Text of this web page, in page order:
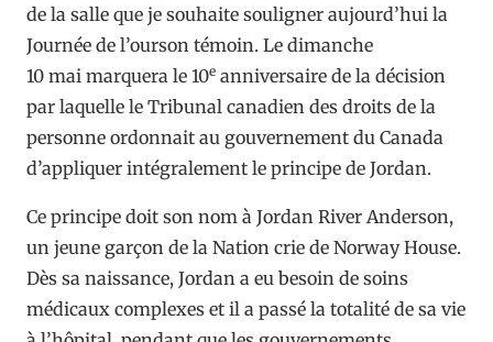
de la salle que je souhaite souligner aujourd’hui la
Journée de l’ourson témoin. Le dimanche
10 mai marquera le 10e anniversaire de la décision
par laquelle le Tribunal canadien des droits de la
personne ordonnait au gouvernement du Canada
d’appliquer intégralement le principe de Jordan.
Ce principe doit son nom à Jordan River Anderson,
un jeune garçon de la Nation crie de Norway House.
Dès sa naissance, Jordan a eu besoin de soins
médicaux complexes et il a passé la totalité de sa vie